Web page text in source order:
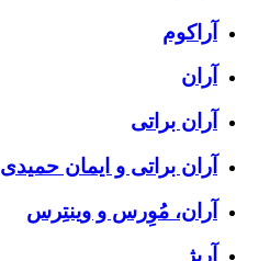
آراکوم
آران
آران براتی
آران براتی و ایمان حمیدی
آران، مُوِرس و وینتِرس
آرپژ